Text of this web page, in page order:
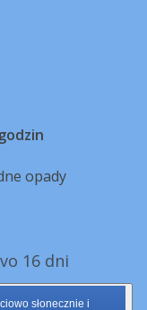
opady
16 dni
słonecznie i